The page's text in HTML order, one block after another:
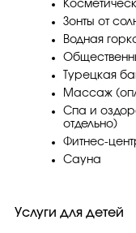
Зонты от
Водная
Турецкая
Массаж
Спа и
отдельно)
Фитнес-
Сауна
Услуги для детей